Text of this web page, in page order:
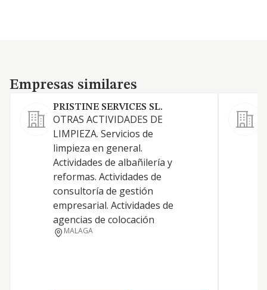
Empresas similares
Empresas similares
PRISTINE SERVICES SL.
OTRAS ACTIVIDADES DE
LIMPIEZA. Servicios de
limpieza en general.
Actividades de albañilería y
reformas. Actividades de
consultoría de gestión
empresarial. Actividades de
agencias de colocación
MALAGA